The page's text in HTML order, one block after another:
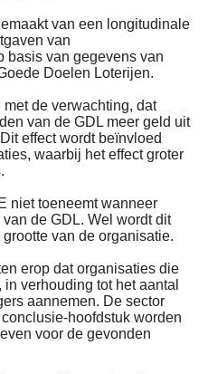
van een longitudinale
van
basis van gegevens van
Doelen Loterijen.
de verwachting, dat
van de GDL meer geld uit
effect wordt beïnvloed
waarbij het effect groter
niet toeneemt wanneer
de GDL. Wel wordt dit
van de organisatie.
erop dat organisaties die
verhouding tot het aantal
aannemen. De sector
hoofdstuk worden
voor de gevonden